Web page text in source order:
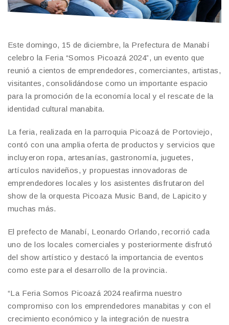
Este domingo, 15 de diciembre, la Prefectura de Manabí
celebro la Feria “Somos Picoazá 2024”, un evento que
reunió a cientos de emprendedores, comerciantes, artistas,
visitantes, consolidándose como un importante espacio
para la promoción de la economía local y el rescate de la
identidad cultural manabita.
La feria, realizada en la parroquia Picoazá de Portoviejo,
contó con una amplia oferta de productos y servicios que
incluyeron ropa, artesanías, gastronomía, juguetes,
artículos navideños, y propuestas innovadoras de
emprendedores locales y los asistentes disfrutaron del
show de la orquesta Picoaza Music Band, de Lapicito y
muchas más.
El prefecto de Manabí, Leonardo Orlando, recorrió cada
uno de los locales comerciales y posteriormente disfrutó
del show artístico y destacó la importancia de eventos
como este para el desarrollo de la provincia.
“La Feria Somos Picoazá 2024 reafirma nuestro
compromiso con los emprendedores manabitas y con el
crecimiento económico y la integración de nuestra